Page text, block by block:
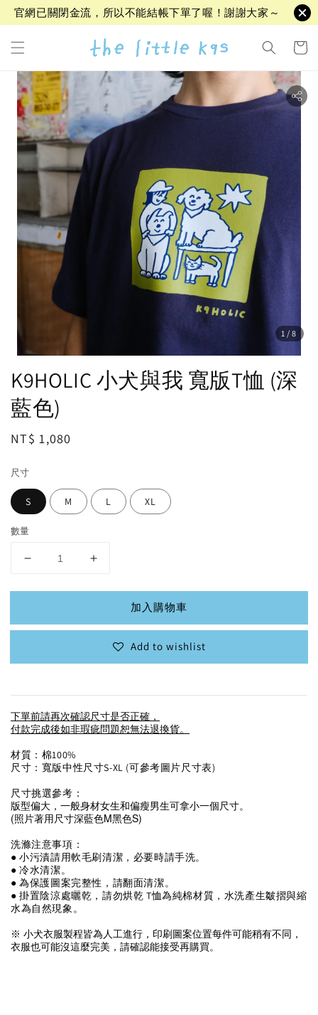
官網已關閉金流，所以不能結帳下單了喔！謝謝大家～
1 /8
K9HOLIC 小犬與我 寬版T恤 (深
藍色)
Regular
NT$ 1,080
尺寸
S M L XL
數量
加入購物車
Add to wishlist
下單前請再次確認尺寸是否正確，
付款完成後如非瑕疵問題恕無法退換貨。
材質：棉100%
尺寸：寬版中性尺寸S-XL (可參考圖片尺寸表)
尺寸挑選參考：
版型偏大，一般身材女生和偏瘦男生可拿小一個尺寸。
(照片著用尺寸深藍色M黑色S)
洗滌注意事項：
● 小污漬請用軟毛刷清潔，必要時請手洗。
● 冷水清潔。
● 為保護圖案完整性，請翻面清潔。
● 掛置陰涼處曬乾，請勿烘乾 T恤為純棉材質，水洗產生皺摺與縮
水為自然現象。
※ 小犬衣服製程皆為人工進行，印刷 圖案位置每件可能稍有不同，
衣服也可能沒這麼完美，請確認能接受再購買。